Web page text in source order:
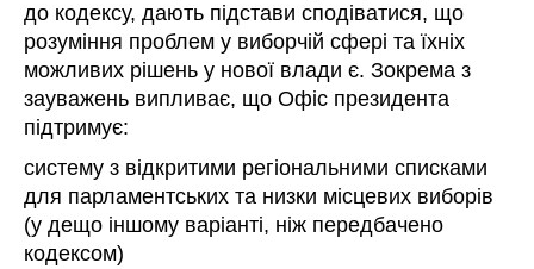
до кодексу, дають підстави сподіватися, що
розуміння проблем у виборчій сфері та їхніх
можливих рішень у нової влади є. Зокрема з
зауважень випливає, що Офіс президента
підтримує:
систему з відкритими регіональними списками
для парламентських та низки місцевих виборів
(у дещо іншому варіанті, ніж передбачено
кодексом)